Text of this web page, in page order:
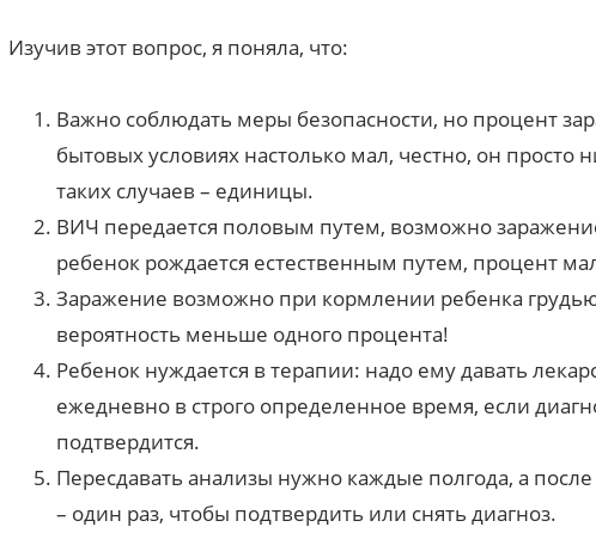
Изучив этот вопрос, я поняла, что:
Важно соблюдать меры безопасности, но процент
бытовых условиях настолько мал, честно, он просто
таких случаев – единицы.
ВИЧ передается половым путем, возможно
ребенок рождается естественным путем, процент
Заражение возможно при кормлении ребенка
вероятность меньше одного процента!
Ребенок нуждается в терапии: надо ему давать
ежедневно в строго определенное время, если
подтвердится.
Пересдавать анализы нужно каждые полгода, а после
– один раз, чтобы подтвердить или снять диагноз.